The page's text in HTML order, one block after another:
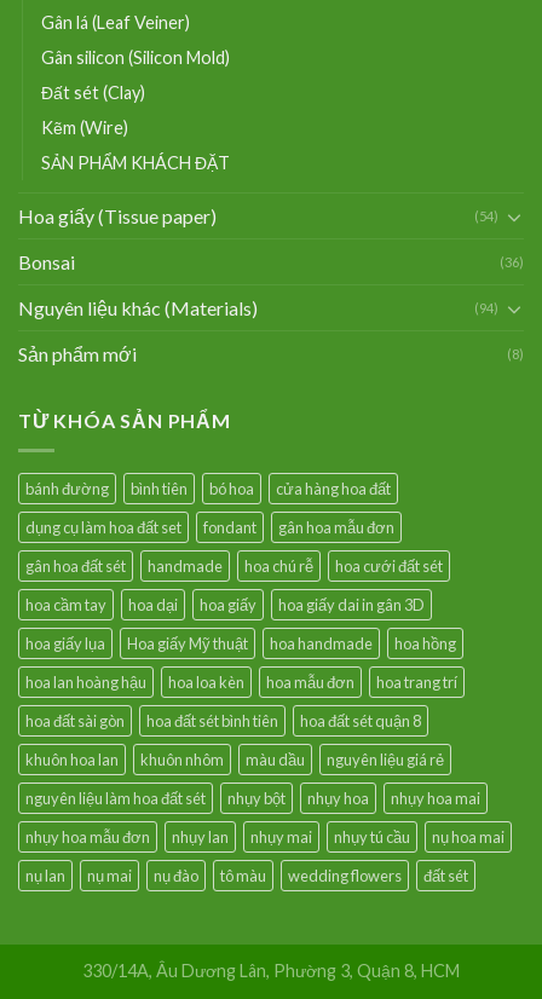
Gân lá (Leaf Veiner)
Gân silicon (Silicon Mold)
Đất sét (Clay)
Kẽm (Wire)
SẢN PHẨM KHÁCH ĐẶT
Hoa giấy (Tissue paper) (54)
Bonsai (36)
Nguyên liệu khác (Materials) (94)
Sản phẩm mới (8)
TỪ KHÓA SẢN PHẨM
bánh đường bình tiên bó hoa
cửa hàng hoa đất
dụng cụ làm hoa đất set
fondant
gân hoa mẫu đơn
gân hoa đất sét
handmade hoa chú rễ
hoa cưới đất sét
hoa cầm tay
hoa dại hoa giấy
hoa giấy dai in gân 3D
hoa giấy lụa
Hoa giấy Mỹ thuật hoa handmade
hoa hồng
hoa lan hoàng hậu
hoa loa kèn hoa mẫu đơn
hoa trang trí
hoa đất sài gòn
hoa đất sét bình tiên
hoa đất sét quận 8
khuôn hoa lan
khuôn nhôm màu dầu
nguyên liệu giá rẻ
nguyên liệu làm hoa đất sét
nhụy bột nhụy hoa
nhụy hoa mai
nhụy hoa mẫu đơn
nhụy lan nhụy mai nhụy tú cầu
nụ hoa mai
nụ lan
nụ mai nụ đào tô màu wedding flowers đất sét
330/14A, Âu Dương Lân, Phường 3, Quận 8, HCM